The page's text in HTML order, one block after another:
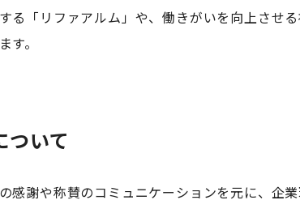
る「リファアルム」や、働きがいを向上さ
。
ついて
感謝や称賛のコミュニケーションを元に、